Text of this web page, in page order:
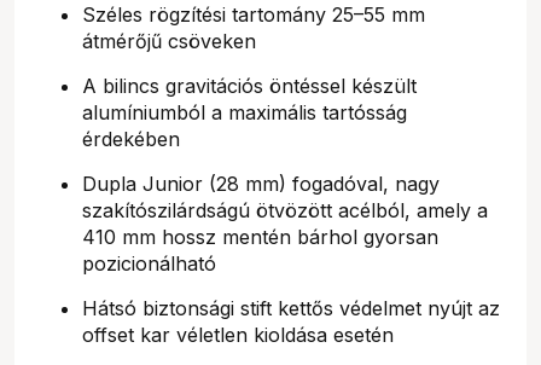
Széles rögzítési tartomány 25–55 mm
átmérőjű csöveken
A bilincs gravitációs öntéssel készült
alumíniumból a maximális tartósság
érdekében
Dupla Junior (28 mm) fogadóval, nagy
szakítószilárdságú ötvözött acélból, amely a
410 mm hossz mentén bárhol gyorsan
pozicionálható
Hátsó biztonsági stift kettős védelmet nyújt az
offset kar véletlen kioldása esetén